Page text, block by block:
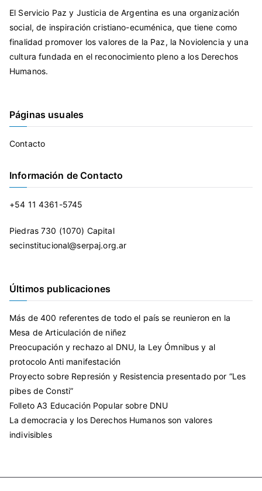
El Servicio Paz y Justicia de Argentina es una organización
social, de inspiración cristiano-ecuménica, que tiene como
finalidad promover los valores de la Paz, la Noviolencia y una
cultura fundada en el reconocimiento pleno a los Derechos
Humanos.
Páginas usuales
Contacto
Información de Contacto
+54 11 4361-5745
Piedras 730 (1070) Capital
secinstitucional@serpaj.org.ar
Últimos publicaciones
Más de 400 referentes de todo el país se reunieron en la
Mesa de Articulación de niñez
Preocupación y rechazo al DNU, la Ley Ómnibus y al
protocolo Anti manifestación
Proyecto sobre Represión y Resistencia presentado por “Les
pibes de Consti”
Folleto A3 Educación Popular sobre DNU
La democracia y los Derechos Humanos son valores
indivisibles